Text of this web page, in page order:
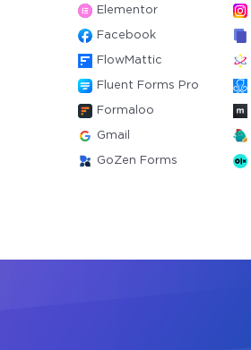
Elementor
Facebook
FlowMattic
Fluent Forms Pro
Formaloo
Gmail
GoZen Forms